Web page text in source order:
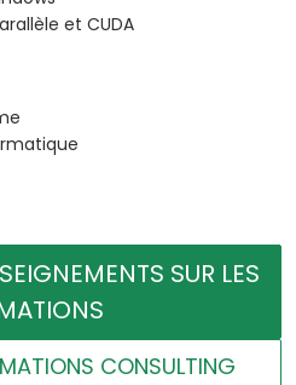
et CUDA
SUR LES
CONSULTING